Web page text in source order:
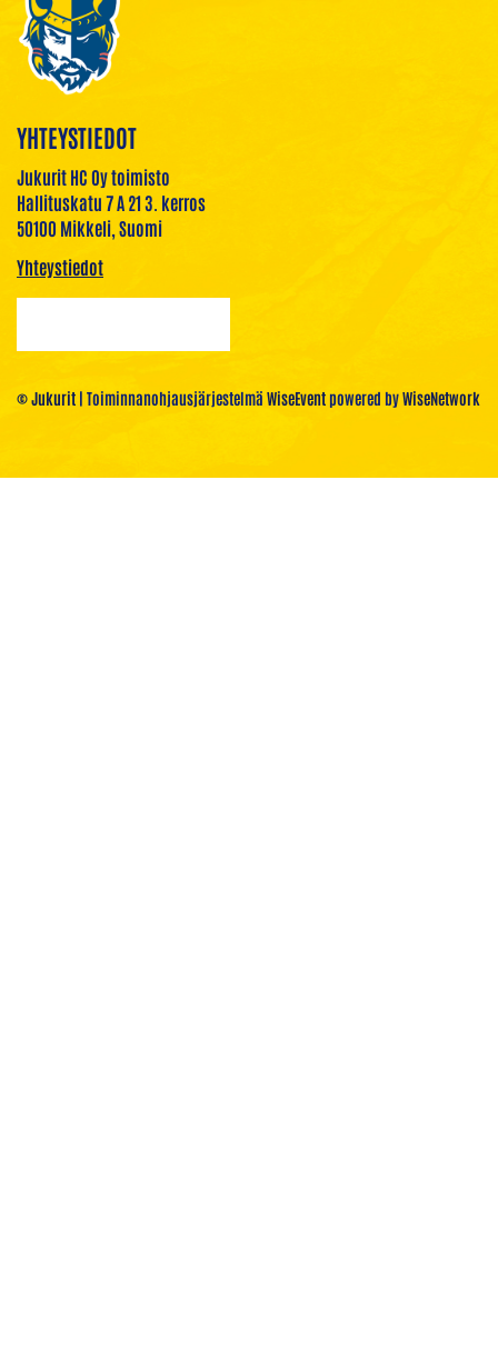
YHTEYSTIEDOT
Jukurit HC Oy toimisto
Hallituskatu 7 A 21 3. kerros
50100 Mikkeli, Suomi
Yhteystiedot
© Jukurit | Toiminnanohjausjärjestelmä WiseEventpowered byWiseNetwork